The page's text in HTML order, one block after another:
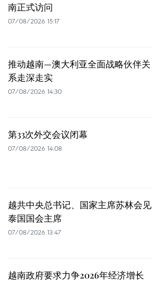
南正式访问
07/08/2026 15:17
推动越南—澳大利亚全面战略伙伴关
系走深走实
07/08/2026 14:30
第33次外交会议闭幕
07/08/2026 14:08
越共中央总书记、国家主席苏林会见
泰国国会主席
07/08/2026 13:47
越南政府要求力争2026年经济增长